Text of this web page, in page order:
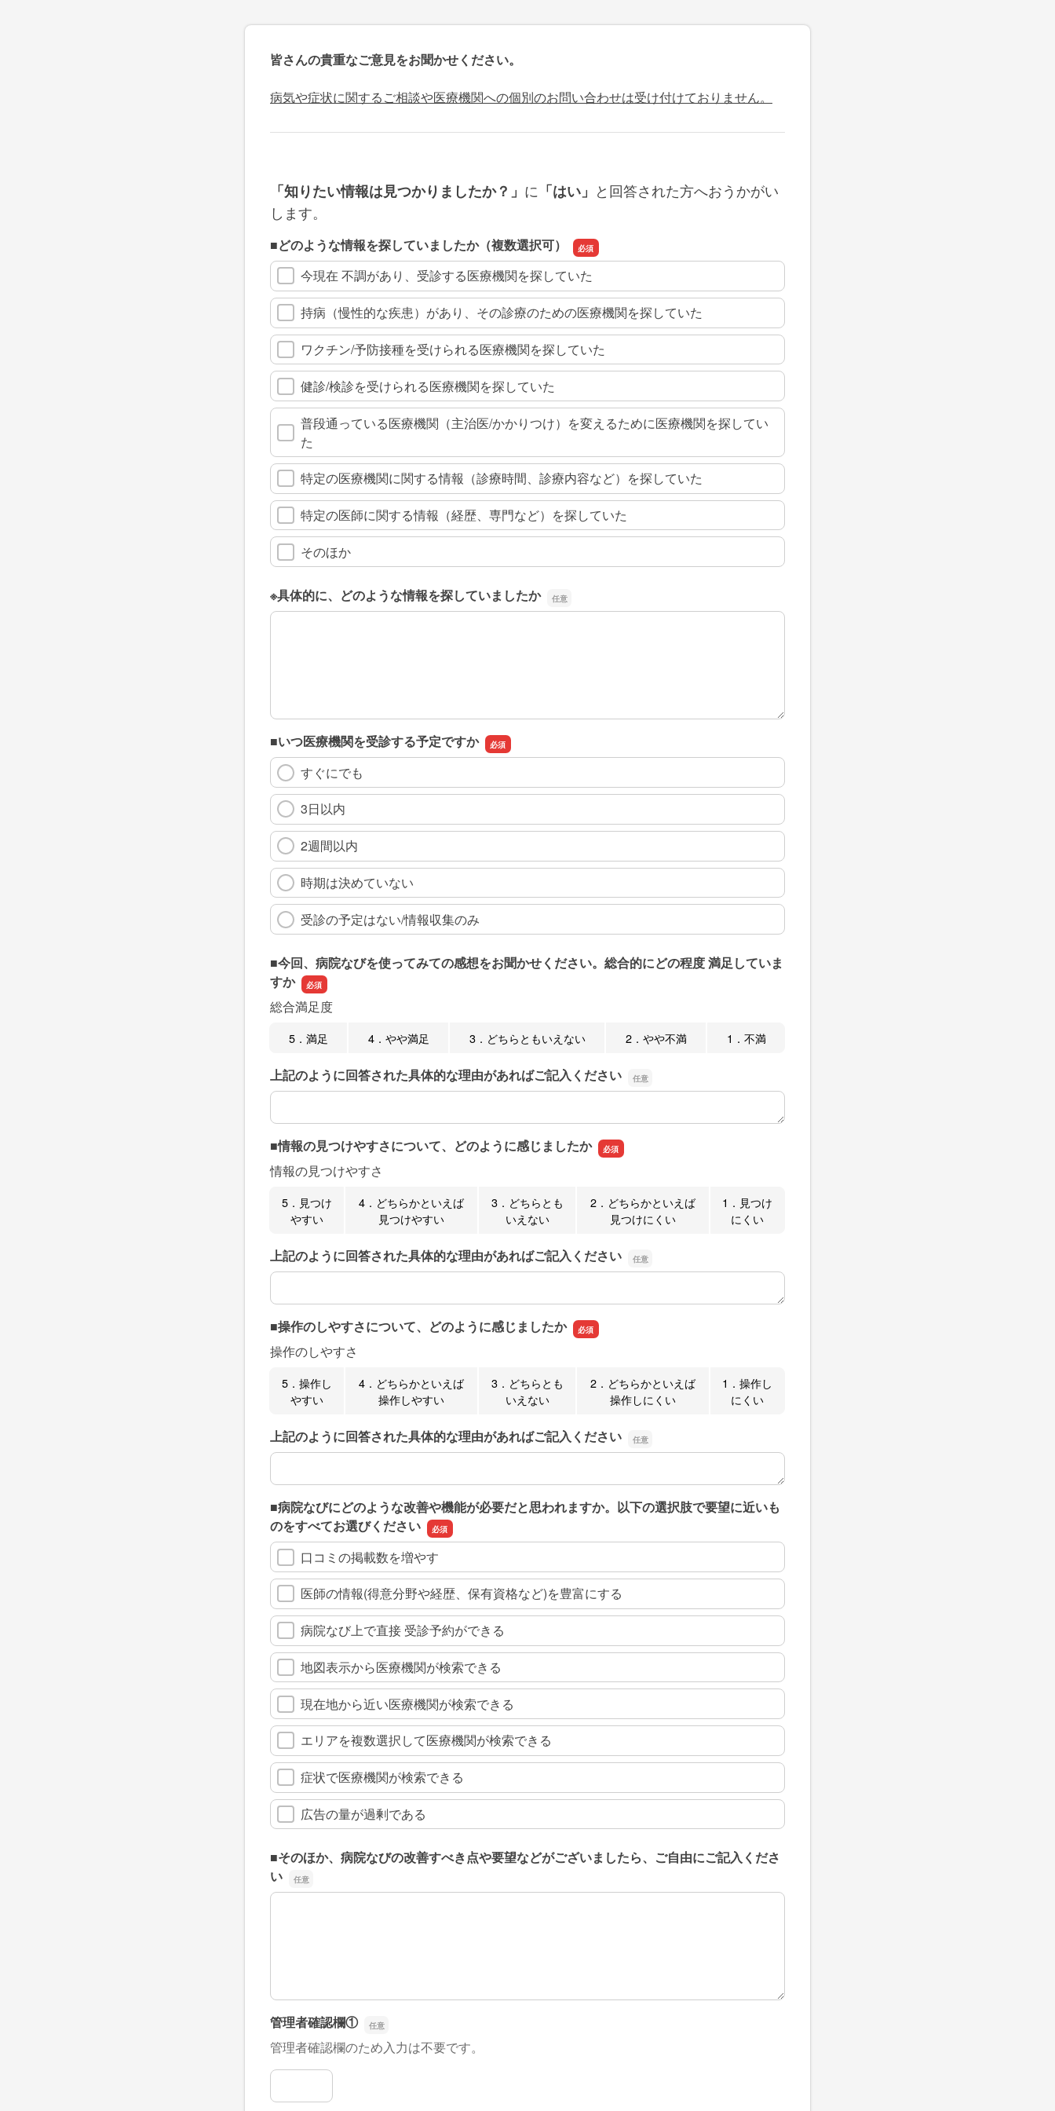
皆さんの貴重なご意見をお聞かせください。
病気や症状に関するご相談や医療機関への個別のお問い合わせは受け付けておりません。
「知りたい情報は見つかりましたか？」 に 「はい」 と回答された方へおうかがい
します。
■どのような情報を探していましたか（複数選択可）
今現在 不調があり、受診する医療機関を探していた
持病（慢性的な疾患）があり、その診療のための医療機関を探していた
ワクチン/予防接種を受けられる医療機関を探していた
健診/検診を受けられる医療機関を探していた
普段通っている医療機関（主治医/かかりつけ）を変えるために医療機関を探してい
た
特定の医療機関に関する情報（診療時間、診療内容など）を探していた
特定の医師に関する情報（経歴、専門など）を探していた
そのほか
※具体的に、どのような情報を探していましたか
※具体的に、どのような情報を探していましたか
■いつ医療機関を受診する予定ですか
すぐにでも
3日以内
2週間以内
時期は決めていない
受診の予定はない/情報収集のみ
■今回、病院なびを使ってみての感想をお聞かせください。総合的にどの程度 満足していま
すか
総合満足度
5．満足 4．やや満足 3．どちらともいえない 2．やや不満 1．不満
上記のように回答された具体的な理由があればご記入ください
上記のように回答された具体的な理由があればご記入ください
■情報の見つけやすさについて、どのように感じましたか
情報の見つけやすさ
5．見つけ
やすい
4．どちらかといえば
見つけやすい
3．どちらとも
いえない
2．どちらかといえば
見つけにくい
1．見つけ
にくい
上記のように回答された具体的な理由があればご記入ください
上記のように回答された具体的な理由があればご記入ください
■操作のしやすさについて、どのように感じましたか
操作のしやすさ
5．操作し
やすい
4．どちらかといえば
操作しやすい
3．どちらとも
いえない
2．どちらかといえば
操作しにくい
1．操作し
にくい
上記のように回答された具体的な理由があればご記入ください
上記のように回答された具体的な理由があればご記入ください
■病院なびにどのような改善や機能が必要だと思われますか。以下の選択肢で要望に近いも
のをすべてお選びください
口コミの掲載数を増やす
医師の情報(得意分野や経歴、保有資格など)を豊富にする
病院なび上で直接 受診予約ができる
地図表示から医療機関が検索できる
現在地から近い医療機関が検索できる
エリアを複数選択して医療機関が検索できる
症状で医療機関が検索できる
広告の量が過剰である
■そのほか、病院なびの改善すべき点や要望などがございましたら、ご自由にご記入くださ
い
■そのほか、病院なびの改善すべき点や要望などがございましたら、ご自由にご記入ください
管理者確認欄①
管理者確認欄のため入力は不要です。
管理者確認欄①